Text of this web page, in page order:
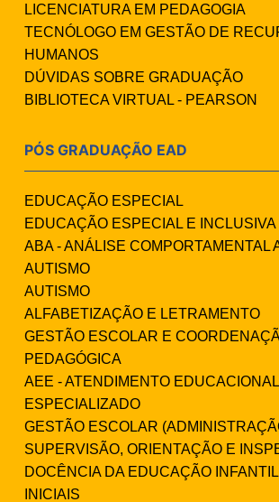
LICENCIATURA EM PEDAGOGIA
TECNÓLOGO EM GESTÃO DE
HUMANOS
DÚVIDAS SOBRE GRADUAÇÃO
BIBLIOTECA VIRTUAL - PEARSON
PÓS GRADUAÇÃO EAD
EDUCAÇÃO ESPECIAL
EDUCAÇÃO ESPECIAL E INCLUSIVA
ABA - ANÁLISE COMPORTAMENTAL
AUTISMO
AUTISMO
ALFABETIZAÇÃO E LETRAMENTO
GESTÃO ESCOLAR E
PEDAGÓGICA
AEE - ATENDIMENTO EDUCACIONAL
ESPECIALIZADO
GESTÃO ESCOLAR
SUPERVISÃO, ORIENTAÇÃO E
DOCÊNCIA DA EDUCAÇÃO
INICIAIS